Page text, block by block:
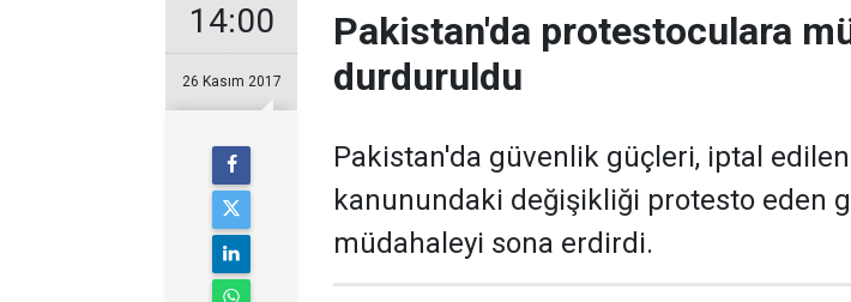
14:00
26 Kasım 2017
Pakistan'da protestoculara
durduruldu
Pakistan'da güvenlik güçleri, iptal
kanunundaki değişikliği protesto eden
müdahaleyi sona erdirdi.